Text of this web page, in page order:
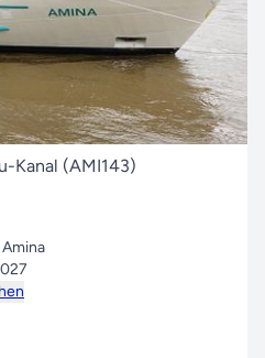
Kanal (AMI143)